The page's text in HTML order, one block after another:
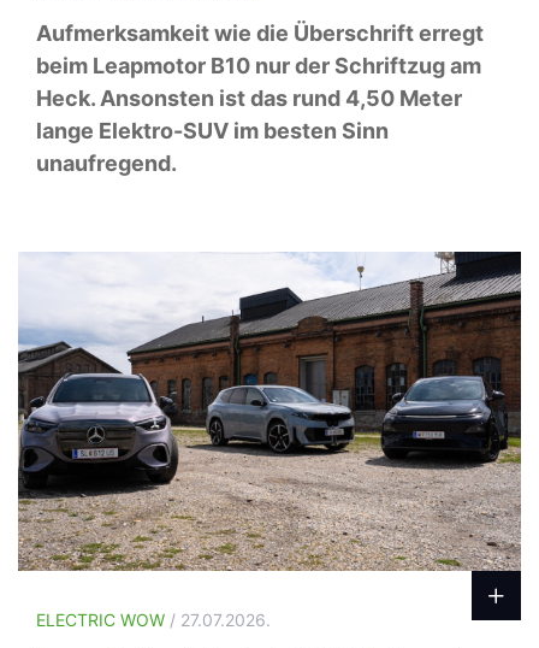
Aufmerksamkeit wie die Überschrift erregt
beim Leapmotor B10 nur der Schriftzug am
Heck. Ansonsten ist das rund 4,50 Meter
lange Elektro-SUV im besten Sinn
unaufregend.
ELECTRIC WOW / 27.07.2026.